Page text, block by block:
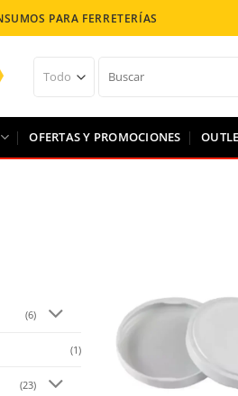
PARA FERRETERÍAS
por:
OFERTAS Y PROMOCIONES
(6)
(1)
(23)
Añadir a la lista